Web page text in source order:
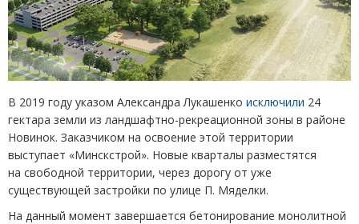
В 2019 году указом Александра Лукашенко исключили 24
гектара земли из ландшафтно-рекреационной зоны в районе
Новинок. Заказчиком на освоение этой территории
выступает «Минскстрой». Новые кварталы разместятся
на свободной территории, через дорогу от уже
существующей застройки по улице П. Мяделки.
На данный момент завершается бетонирование монолитной